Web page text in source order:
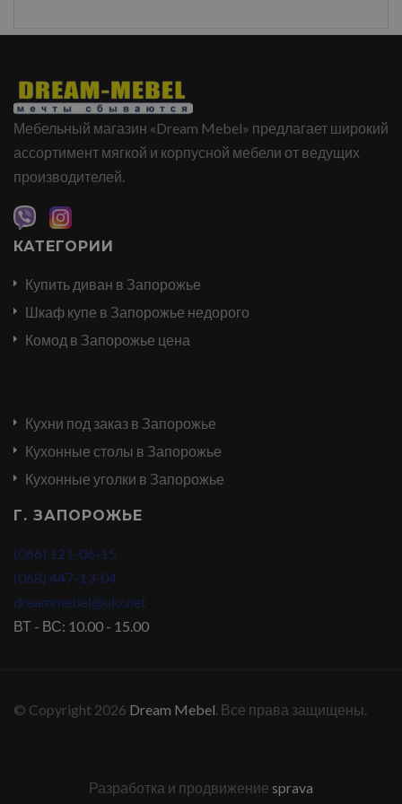
Мебельный магазин «Dream Mebel» предлагает широкий
ассортимент мягкой и корпусной мебели от ведущих
производителей.
КАТЕГОРИИ
Купить диван в Запорожье
Шкаф купе в Запорожье недорого
Комод в Запорожье цена
Кухни под заказ в Запорожье
Кухонные столы в Запорожье
Кухонные уголки в Запорожье
Г. ЗАПОРОЖЬЕ
(066) 121-06-15
(068) 447-13-04
dreammebel@ukr.net
ВТ - ВС: 10.00 - 15.00
© Copyright 2026 Dream Mebel . Все права защищены.
Разработка и продвижение sprava